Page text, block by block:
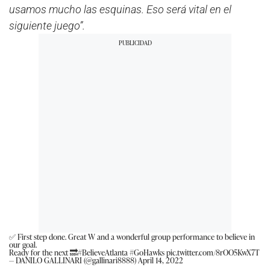
usamos mucho las esquinas. Eso será vital en el
siguiente juego”.
✅ First step done. Great W and a wonderful group performance to believe in
our goal.
Ready for the next 🔜#BelieveAtlanta #GoHawkspic.twitter.com/8rOO5KwX7T
— DANILO GALLINARI (@gallinari8888)April 14, 2022